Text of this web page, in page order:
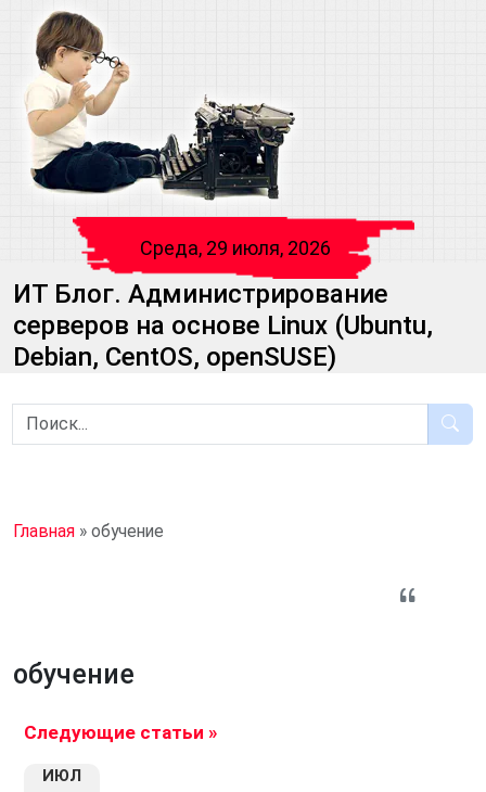
Среда, 29 июля, 2026
ИТ Блог. Администрирование
серверов на основе Linux (Ubuntu,
Debian, CentOS, openSUSE)
Главная » обучение
обучение
Следующие статьи »
ИЮЛ